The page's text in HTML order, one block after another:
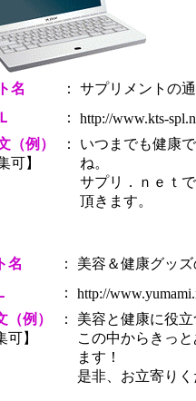
名 ：
サプリメントの
：
http://www.kts-
（例）
可】
：
いつまでも健康
ね。
サプリ．ｎｅｔ
頂きます。
名 ：
美容＆健康グッ
：
http://
（例）
可】
：
美容と健康に役
この中からきっ
ます！
是非、お立寄り